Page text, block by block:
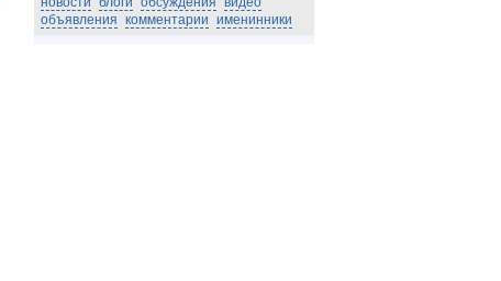
объявления комментарии именинники